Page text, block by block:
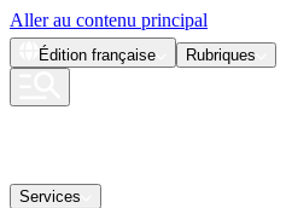
Aller au contenu principal
Édition française Rubriques
Services